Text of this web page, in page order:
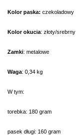
Kolor paska: czekoladowy
Kolor okucia: złoty/srebrny
Zamki: metalowe
Waga: 0,34 kg
W tym:
torebka: 180 gram
pasek długi: 160 gram